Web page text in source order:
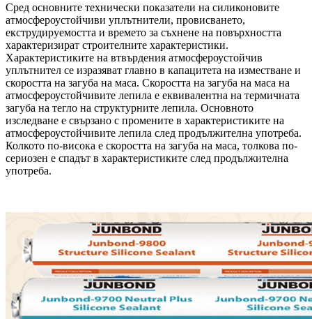
Сред основните технически показатели на силиконовите
атмосфероустойчиви уплътнители, провисването,
екструдируемостта и времето за съхнене на повърхността
характеризират строителните характеристики.
Характеристиките на втвърдения атмосфероустойчив
уплътнител се изразяват главно в капацитета на изместване и
скоростта на загуба на маса. Скоростта на загуба на маса на
атмосфероустойчивите лепила е еквивалентна на термичната
загуба на тегло на структурните лепила. Основното
изследване е свързано с промените в характеристиките на
атмосфероустойчивите лепила след продължителна употреба.
Колкото по-висока е скоростта на загуба на маса, толкова по-
сериозен е спадът в характеристиките след продължителна
употреба.